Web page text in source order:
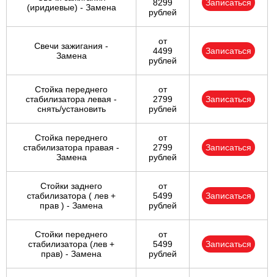
(иридиевые) - Замена
8299
рублей
Записаться
Свечи зажигания -
Замена
от
4499
рублей
Записаться
Стойка переднего
стабилизатора левая -
снять/установить
от
2799
рублей
Записаться
Стойка переднего
стабилизатора правая -
Замена
от
2799
рублей
Записаться
Стойки заднего
стабилизатора ( лев +
прав ) - Замена
от
5499
рублей
Записаться
Стойки переднего
стабилизатора (лев +
прав) - Замена
от
5499
рублей
Записаться